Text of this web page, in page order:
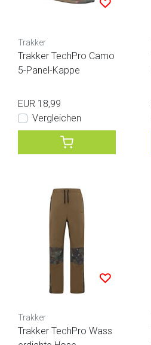
Trakker
Trakker TechPro Camo
5-Panel-Kappe
EUR 18,99
Vergleichen
Trakker
Trakker TechPro Wass